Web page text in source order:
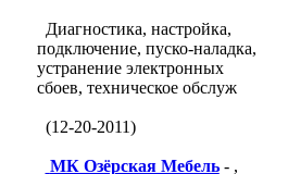
Диагностика, настройка,
подключение, пуско-наладка,
устранение электронных
сбоев, техническое обслуж
(12-20-2011)
МК Озёрская Мебель- ,